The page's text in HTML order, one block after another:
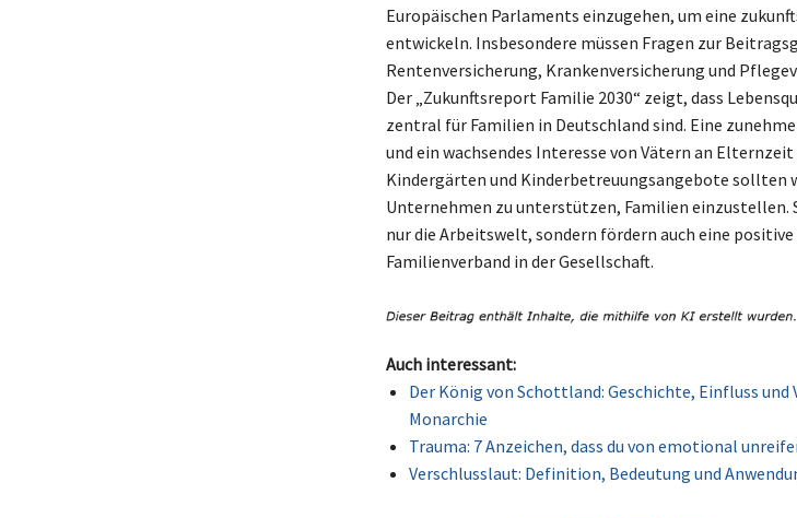
Europäischen Parlaments einzugehen, um eine
entwickeln. Insbesondere müssen Fragen zur
Rentenversicherung, Krankenversicherung und
Der „Zukunftsreport Familie 2030“ zeigt, dass
zentral für Familien in Deutschland sind. Eine
und ein wachsendes Interesse von Vätern an
Kindergärten und Kinderbetreuungsangebote sollten
Unternehmen zu unterstützen, Familien einzustellen.
nur die Arbeitswelt, sondern fördern auch eine
Familienverband in der Gesellschaft.
Auch interessant:
Der König von Schottland: Geschichte, Einfluss
Monarchie
Trauma: 7 Anzeichen, dass du von emotional
Verschlusslaut: Definition, Bedeutung und